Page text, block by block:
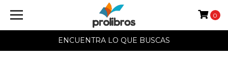
ENCUENTRA LO QUE BUSCAS
0